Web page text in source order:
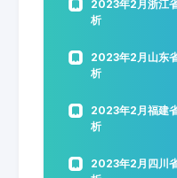
2023年2月浙江
析
2023年2月山东
析
2023年2月福建
析
2023年2月四川